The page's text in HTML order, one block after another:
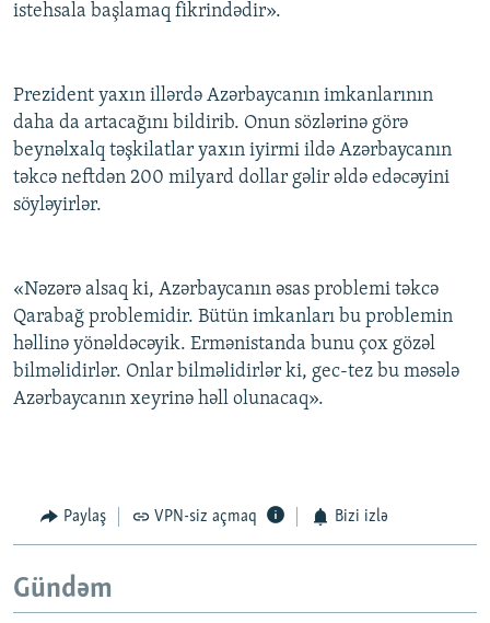
istehsala başlamaq fikrindədir».
Prezident yaxın illərdə Azərbaycanın imkanlarının
daha da artacağını bildirib. Onun sözlərinə görə
beynəlxalq təşkilatlar yaxın iyirmi ildə Azərbaycanın
təkcə neftdən 200 milyard dollar gəlir əldə edəcəyini
söyləyirlər.
«Nəzərə alsaq ki, Azərbaycanın əsas problemi təkcə
Qarabağ problemidir. Bütün imkanları bu problemin
həllinə yönəldəcəyik. Ermənistanda bunu çox gözəl
bilməlidirlər. Onlar bilməlidirlər ki, gec-tez bu məsələ
Azərbaycanın xeyrinə həll olunacaq».
Paylaş VPN-siz açmaq Bizi izlə
Gündəm